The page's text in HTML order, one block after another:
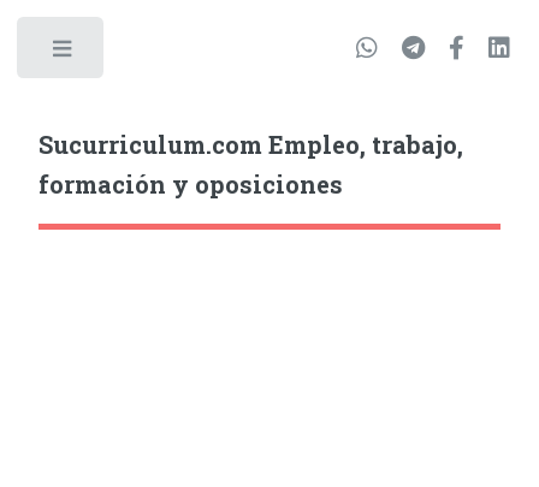
Sucurriculum.com Empleo, trabajo,
formación y oposiciones